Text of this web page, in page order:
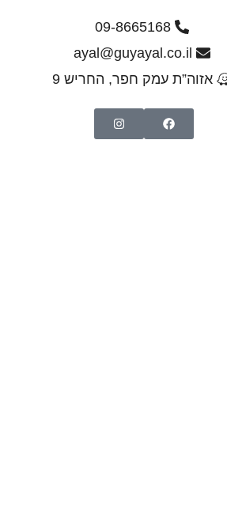
09-8665168
ayal@guyayal.co.il
אזוה”ת עמק חפר, החריש 9